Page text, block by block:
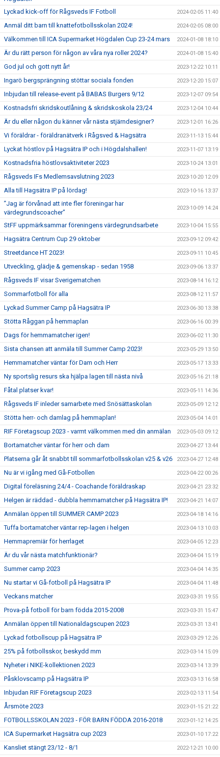
Lyckad kick-off för Rågsveds IF Fotboll 2024-02-05 11:40
Anmäl ditt barn till knattefotbollsskolan 2024! 2024-02-05 08:00
Välkommen till ICA Supermarket Högdalen Cup 23-24 mars 2024-01-08 18:10
Är du rätt person för någon av våra nya roller 2024? 2024-01-08 15:40
God jul och gott nytt år! 2023-12-22 10:11
Ingarö bergsprängning stöttar sociala fonden 2023-12-20 15:07
Inbjudan till release-event på BABAS Burgers 9/12 2023-12-07 09:54
Kostnadsfri skridskoutlåning & skridskoskola 23/24 2023-12-04 10:44
Är du eller någon du känner vår nästa stjärndesigner? 2023-12-01 16:26
Vi föräldrar - föräldranätverk i Rågsved & Hagsätra 2023-11-13 15:44
Lyckat höstlov på Hagsätra IP och i Högdalshallen! 2023-11-07 13:19
Kostnadsfria höstlovsaktiviteter 2023 2023-10-24 13:01
Rågsveds IFs Medlemsavslutning 2023 2023-10-20 12:09
Alla till Hagsätra IP på lördag! 2023-10-16 13:37
”Jag är förvånad att inte fler föreningar har
värdegrundscoacher”
2023-10-09 14:24
StFF uppmärksammar föreningens värdegrundsarbete 2023-10-04 15:55
Hagsätra Centrum Cup 29 oktober 2023-09-12 09:42
Streetdance HT 2023! 2023-09-11 10:45
Utveckling, glädje & gemenskap - sedan 1958 2023-09-06 13:37
Rågsveds IF visar Sverigematchen 2023-08-14 16:12
Sommarfotboll för alla 2023-08-12 11:57
Lyckad Summer Camp på Hagsätra IP 2023-06-30 13:38
Stötta Råggan på hemmaplan 2023-06-16 00:39
Dags för hemmamatcher igen! 2023-06-02 11:30
Sista chansen att anmäla till Summer Camp 2023! 2023-05-29 13:50
Hemmamatcher väntar för Dam och Herr 2023-05-17 13:33
Ny sportslig resurs ska hjälpa lagen till nästa nivå 2023-05-16 21:18
Fåtal platser kvar! 2023-05-11 14:36
Rågsveds IF inleder samarbete med Snösättaskolan 2023-05-09 12:12
Stötta herr- och damlag på hemmaplan! 2023-05-04 14:01
RIF Företagscup 2023 - varmt välkommen med din anmälan 2023-05-03 09:12
Bortamatcher väntar för herr och dam 2023-04-27 13:44
Platserna går åt snabbt till sommarfotbollsskolan v25 & v26 2023-04-27 12:48
Nu är vi igång med Gå-Fotbollen 2023-04-22 00:26
Digital föreläsning 24/4 - Coachande föräldraskap 2023-04-21 23:32
Helgen är räddad - dubbla hemmamatcher på Hagsätra IP! 2023-04-21 14:07
Anmälan öppen till SUMMER CAMP 2023 2023-04-18 14:16
Tuffa bortamatcher väntar rep-lagen i helgen 2023-04-13 10:03
Hemmapremiär för herrlaget 2023-04-05 12:23
Är du vår nästa matchfunktionär? 2023-04-04 15:19
Summer camp 2023 2023-04-04 14:35
Nu startar vi Gå-fotboll på Hagsätra IP 2023-04-04 11:48
Veckans matcher 2023-03-31 19:55
Prova-på fotboll för barn födda 2015-2008 2023-03-31 15:47
Anmälan öppen till Nationaldagscupen 2023 2023-03-31 13:41
Lyckad fotbollscup på Hagsätra IP 2023-03-29 12:26
25% på fotbollsskor, beskydd mm 2023-03-14 15:09
Nyheter i NIKE-kollektionen 2023 2023-03-14 13:39
Påsklovscamp på Hagsätra IP 2023-03-13 16:58
Inbjudan RIF Företagscup 2023 2023-02-13 11:54
Årsmöte 2023 2023-01-15 21:22
FOTBOLLSSKOLAN 2023 - FÖR BARN FÖDDA 2016-2018 2023-01-12 14:25
ICA Supermarket Hagsätra cup 2023 2023-01-10 17:22
Kansliet stängt 23/12 - 8/1 2022-12-21 10:00